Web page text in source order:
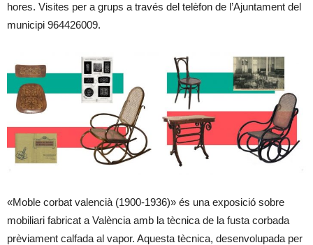
hores. Visites per a grups a través del telèfon de l’Ajuntament del
municipi 964426009.
«Moble corbat valencià (1900-1936)» és una exposició sobre
mobiliari fabricat a València amb la tècnica de la fusta corbada
prèviament calfada al vapor. Aquesta tècnica, desenvolupada per